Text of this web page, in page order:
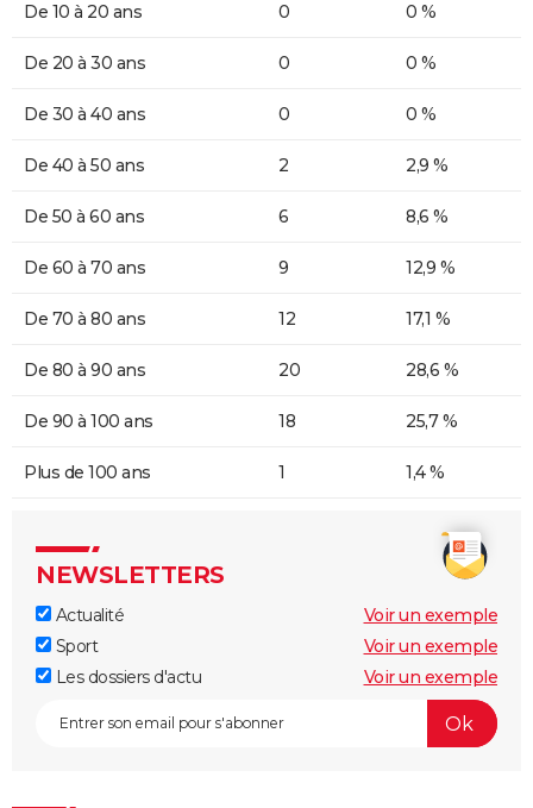
De 10 à 20 ans 0 0 %
De 20 à 30 ans 0 0 %
De 30 à 40 ans 0 0 %
De 40 à 50 ans 2 2,9 %
De 50 à 60 ans 6 8,6 %
De 60 à 70 ans 9 12,9 %
De 70 à 80 ans 12 17,1 %
De 80 à 90 ans 20 28,6 %
De 90 à 100 ans 18 25,7 %
Plus de 100 ans 1 1,4 %
NEWSLETTERS
Actualité
Voir un exemple
Sport
Voir un exemple
Les dossiers d'actu
Voir un exemple